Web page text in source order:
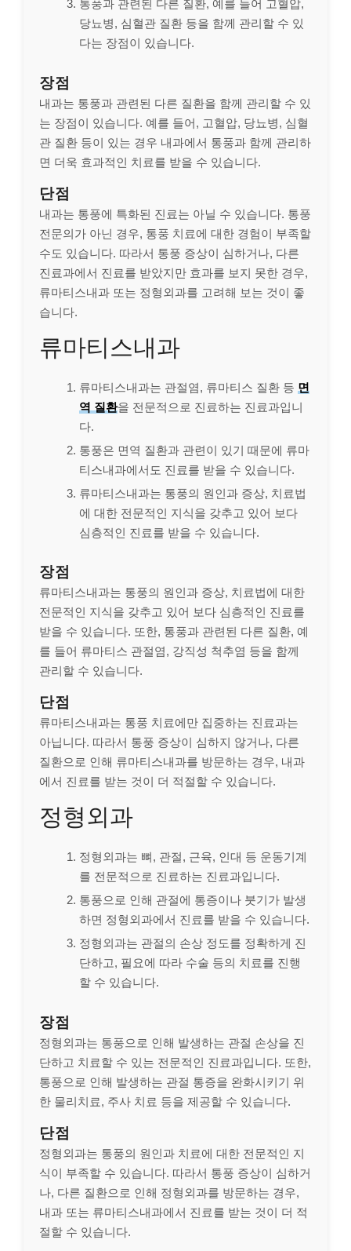
통풍과 관련된 다른 질환, 예를 들어 고혈압,
당뇨병, 심혈관 질환 등을 함께 관리할 수 있
다는 장점이 있습니다.
장점
내과는 통풍과 관련된 다른 질환을 함께 관리할 수 있
는 장점이 있습니다. 예를 들어, 고혈압, 당뇨병, 심혈
관 질환 등이 있는 경우 내과에서 통풍과 함께 관리하
면 더욱 효과적인 치료를 받을 수 있습니다.
단점
내과는 통풍에 특화된 진료는 아닐 수 있습니다. 통풍
전문의가 아닌 경우, 통풍 치료에 대한 경험이 부족할
수도 있습니다. 따라서 통풍 증상이 심하거나, 다른
진료과에서 진료를 받았지만 효과를 보지 못한 경우,
류마티스내과 또는 정형외과를 고려해 보는 것이 좋
습니다.
류마티스내과
류마티스내과는 관절염, 류마티스 질환 등 면
역 질환을 전문적으로 진료하는 진료과입니
다.
통풍은 면역 질환과 관련이 있기 때문에 류마
티스내과에서도 진료를 받을 수 있습니다.
류마티스내과는 통풍의 원인과 증상, 치료법
에 대한 전문적인 지식을 갖추고 있어 보다
심층적인 진료를 받을 수 있습니다.
장점
류마티스내과는 통풍의 원인과 증상, 치료법에 대한
전문적인 지식을 갖추고 있어 보다 심층적인 진료를
받을 수 있습니다. 또한, 통풍과 관련된 다른 질환, 예
를 들어 류마티스 관절염, 강직성 척추염 등을 함께
관리할 수 있습니다.
단점
류마티스내과는 통풍 치료에만 집중하는 진료과는
아닙니다. 따라서 통풍 증상이 심하지 않거나, 다른
질환으로 인해 류마티스내과를 방문하는 경우, 내과
에서 진료를 받는 것이 더 적절할 수 있습니다.
정형외과
정형외과는 뼈, 관절, 근육, 인대 등 운동기계
를 전문적으로 진료하는 진료과입니다.
통풍으로 인해 관절에 통증이나 붓기가 발생
하면 정형외과에서 진료를 받을 수 있습니다.
정형외과는 관절의 손상 정도를 정확하게 진
단하고, 필요에 따라 수술 등의 치료를 진행
할 수 있습니다.
장점
정형외과는 통풍으로 인해 발생하는 관절 손상을 진
단하고 치료할 수 있는 전문적인 진료과입니다. 또한,
통풍으로 인해 발생하는 관절 통증을 완화시키기 위
한 물리치료, 주사 치료 등을 제공할 수 있습니다.
단점
정형외과는 통풍의 원인과 치료에 대한 전문적인 지
식이 부족할 수 있습니다. 따라서 통풍 증상이 심하거
나, 다른 질환으로 인해 정형외과를 방문하는 경우,
내과 또는 류마티스내과에서 진료를 받는 것이 더 적
절할 수 있습니다.